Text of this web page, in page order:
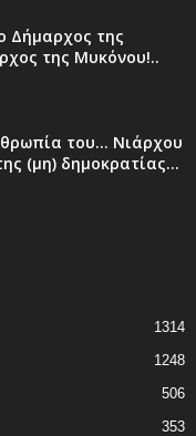
Δήμαρχος της
της Μυκόνου!..
του… Νιάρχου
(μη) δημοκρατίας...
1314
1248
506
353